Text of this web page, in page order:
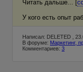
Читать дальше... [
У кого есть опыт
Написал: DELETED ,
В форуме: Маркетинг,
Комментариев: 3